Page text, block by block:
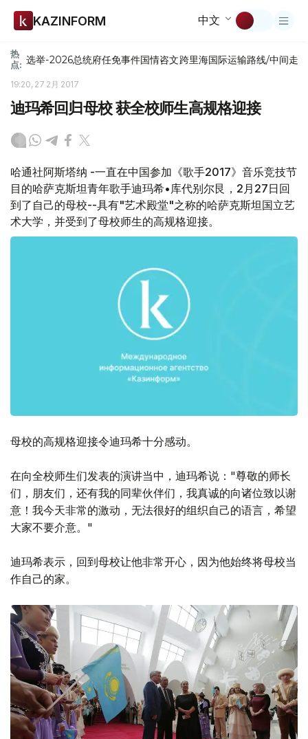
KAZINFORM 中文
热
点: 选举-2026总统府任免事件国情咨文跨里海国际运输路线/中间走廊
19:20, 27 2月 2017
迪玛希回归母校 获全校师生高规格迎接
哈通社阿斯塔纳 -一直在中国参加《歌手2017》音乐竞技节
目的哈萨克斯坦青年歌手迪玛希•库代别尔艮，2月27日回
到了自己的母校--具有"艺术殿堂"之称的哈萨克斯坦国立艺
术大学，并受到了母校师生的高规格迎接。
母校的高规格迎接令迪玛希十分感动。
在向全校师生们发表的演讲当中，迪玛希说："尊敬的师长
们，朋友们，还有我的同辈伙伴们，我真诚的向诸位致以谢
意！我今天非常的激动，无法很好的组织自己的语言，希望
大家不要介意。"
迪玛希表示，回到母校让他非常开心，因为他始终将母校当
作自己的家。